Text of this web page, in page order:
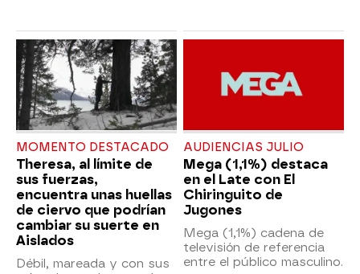
MOMENTO DESTACADO
Theresa, al límite de
sus fuerzas,
encuentra unas huellas
de ciervo que podrían
cambiar su suerte en
Aislados
Débil, mareada y con sus
AUDIENCIAS JULIO
Mega (1,1%) destaca
en el Late con El
Chiringuito de
Jugones
Mega (1,1%) cadena de
televisión de referencia
entre el público masculino.